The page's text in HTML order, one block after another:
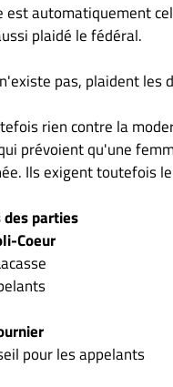
automatiquement
plaidé le fédéral.
pas, plaident les
rien contre la
prévoient qu'une
Ils exigent toutefois
des parties
Coeur
pour les appelants